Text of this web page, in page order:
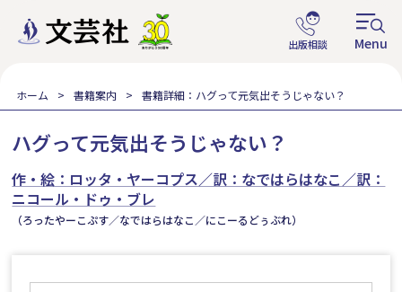
ホーム 書籍案内 書籍詳細：ハグって元気出そうじゃない？
ハグって元気出そうじゃない？
作・絵：ロッタ・ヤーコプス／訳：なではらはなこ／訳：
ニコール・ドゥ・ブレ
（ろったやーこぷす／なではらはなこ／にこーるどぅぶれ）